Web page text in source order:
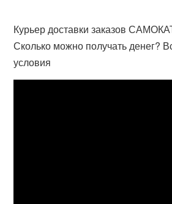
Курьер доставки заказов
Сколько можно получать денег?
условия